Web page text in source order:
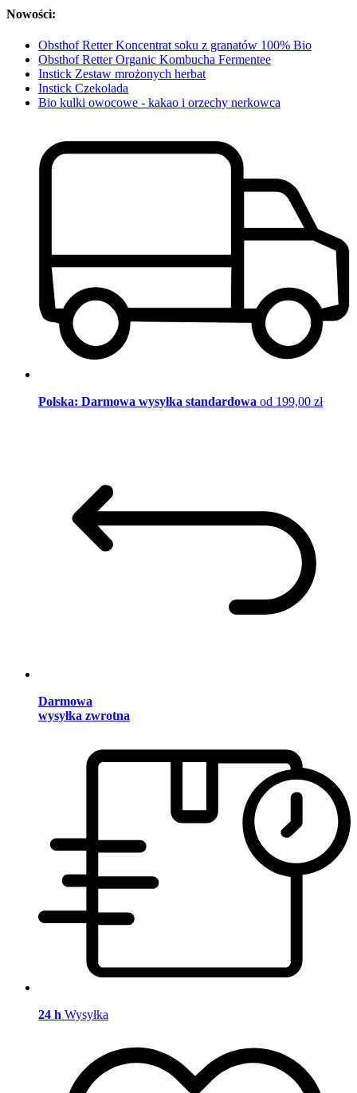
Nowości:
Obsthof Retter Koncentrat soku z granatów 100% Bio
Obsthof Retter Organic Kombucha Fermentee
Instick Zestaw mrożonych herbat
Instick Czekolada
Bio kulki owocowe - kakao i orzechy nerkowca
Polska: Darmowa wysyłka standardowa od 199,00 zł
Darmowa
wysyłka zwrotna
24 h Wysyłka